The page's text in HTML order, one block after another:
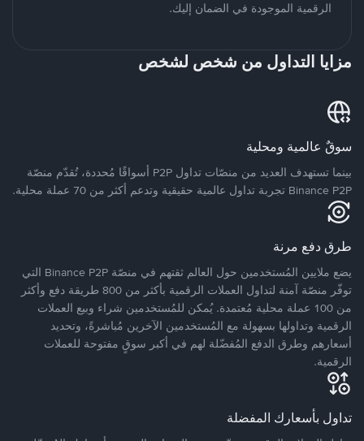
الرقمية الموجودة في الضمان إليك.
مزايا التداول من شخص لشخص
سوقٌ عالمية ومحلية
بينما تستهدف العديد من منصّات تداول P2P أسواقًا مُحددة، تُقدّم منصّة
Binance P2P تجربة تداول عالمية حقيقية وتدعم أكثر من 70 عملة محلية.
طرق دفع مرنة
يضع ملايين المُستخدمين حول العالم ثقتهم في منصّة Binance P2P التي
توفّر منصّة آمنة لتداول العملات الرقمية بأكثر من 800 طريقة دفع وأكثر
من 100 عملة محلية مُعتمدة. يُمكن للمُستخدمين شراء وبيع العملات
الرقمية وتداولها بسهولة مع المُستخدمين الآخرين مُباشرةً، وتحديد
أسعارهم وطرق الدفع المُفضّلة لهم في أكبر سوقٍ مفتوحة للعملات
الرقمية.
تداول بأسعارك المفضلة